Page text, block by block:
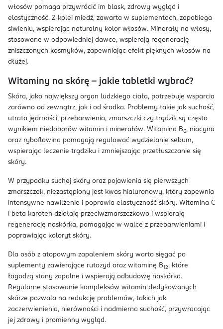
włosów pomaga przywrócić im blask, zdrowy wygląd i
elastyczność. Z kolei miedź, zawarta w suplementach, zapobiega
siwieniu, wspierając naturalny kolor włosów. Minerały na włosy,
stosowane w odpowiedniej dawce, wspierają regenerację
zniszczonych kosmyków, zapewniając efekt pięknych włosów na
dłużej.
Witaminy na skórę – jakie tabletki wybrać?
Skóra, jako największy organ ludzkiego ciała, potrzebuje wsparcia
zarówno od zewnątrz, jak i od środka. Problemy takie jak suchość,
utrata jędrności, przebarwienia, zmarszczki czy trądzik są często
wynikiem niedoborów witamin i minerałów. Witamina B6, niacyna
oraz ryboflawina pomagają regulować wydzielanie sebum,
wspierając leczenie trądziku i zmniejszając przetłuszczanie się
skóry.
W przypadku suchej skóry oraz pojawienia się pierwszych
zmarszczek, niezastąpiony jest kwas hialuronowy, który zapewnia
intensywne nawilżenie i poprawia elastyczność skóry. Witamina C
i beta karoten działają przeciwzmarszczkowo i wspierają
regenerację naskórka, pomagając w walce z przebarwieniami i
poprawiając koloryt skóry.
Dla osób z atopowym zapaleniem skóry warto sięgać po
suplementy zawierające rutozyd oraz witaminę B12, które
łagodzą stany zapalne i wspierają odbudowę naskórka.
Regularne stosowanie kompleksów witamin dedykowanych
skórze pozwala na redukcję problemów, takich jak
zaczerwienienia, nierówności i nadmierna suchość, przywracając
jej zdrowy i promienny wygląd.